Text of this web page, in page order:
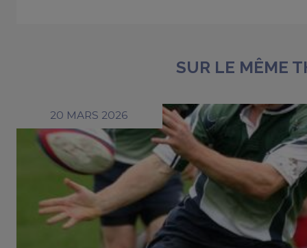
SUR LE MÊME
20 MARS 2026